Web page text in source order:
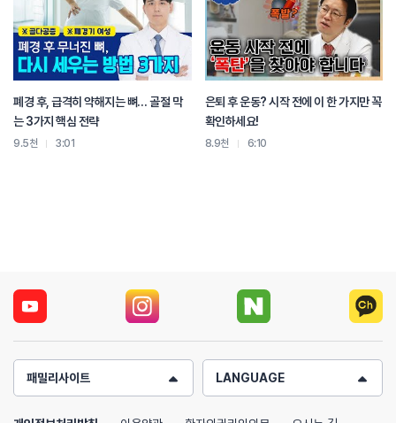
폐경 후, 급격히 약해지는 뼈… 골절 막
는 3가지 핵심 전략
9.5천 3:01
은퇴 후 운동? 시작 전에 이 한 가지만 꼭
확인하세요!
8.9천 6:10
패밀리사이트 LANGUAGE